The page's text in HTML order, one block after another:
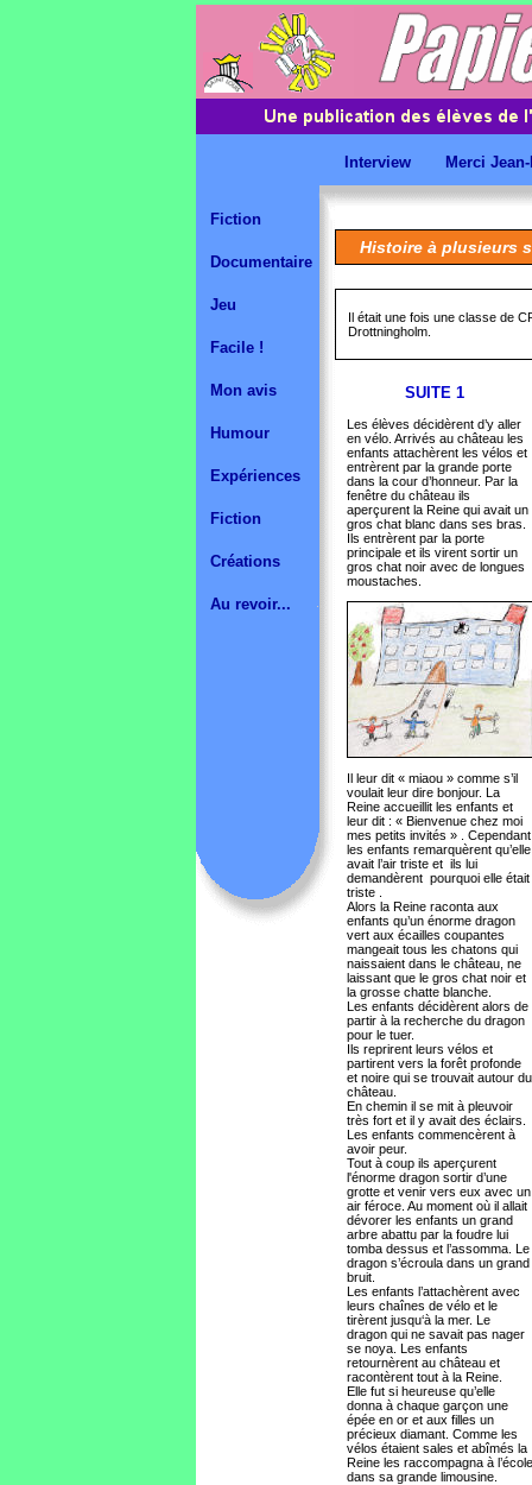
Fiction
Documentaire
Jeu
Facile !
Mon avis
Humour
Expériences
Fiction
Créations
Au revoir...
Interview Merci
Histoire à plusieurs
Il était une fois une classe de
Drottningholm.
SUITE 1
Les élèves décidèrent d’y aller
en vélo. Arrivés au château les
enfants attachèrent les vélos et
entrèrent par la grande porte
dans la cour d’honneur. Par la
fenêtre du château ils
aperçurent la Reine qui avait un
gros chat blanc dans ses bras.
Ils entrèrent par la porte
principale et ils virent sortir un
gros chat noir avec de longues
moustaches.
Il leur dit « miaou » comme s’il
voulait leur dire bonjour. La
Reine accueillit les enfants et
leur dit : « Bienvenue chez moi
mes petits invités » . Cependant
les enfants remarquèrent qu’elle
avait l’air triste et ils lui
demandèrent pourquoi elle était
triste .
Alors la Reine raconta aux
enfants qu’un énorme dragon
vert aux écailles coupantes
mangeait tous les chatons qui
naissaient dans le château, ne
laissant que le gros chat noir et
la grosse chatte blanche.
Les enfants décidèrent alors de
partir à la recherche du dragon
pour le tuer.
Ils reprirent leurs vélos et
partirent vers la forêt profonde
et noire qui se trouvait autour du
château.
En chemin il se mit à pleuvoir
très fort et il y avait des éclairs.
Les enfants commencèrent à
avoir peur.
Tout à coup ils aperçurent
l'énorme dragon sortir d’une
grotte et venir vers eux avec un
air féroce. Au moment où il allait
dévorer les enfants un grand
arbre abattu par la foudre lui
tomba dessus et l’assomma. Le
dragon s’écroula dans un grand
bruit.
Les enfants l’attachèrent avec
leurs chaînes de vélo et le
tirèrent jusqu‘à la mer. Le
dragon qui ne savait pas nager
se noya. Les enfants
retournèrent au château et
racontèrent tout à la Reine.
Elle fut si heureuse qu’elle
donna à chaque garçon une
épée en or et aux filles un
précieux diamant. Comme les
vélos étaient sales et abîmés la
Reine les raccompagna à l’école
dans sa grande limousine.